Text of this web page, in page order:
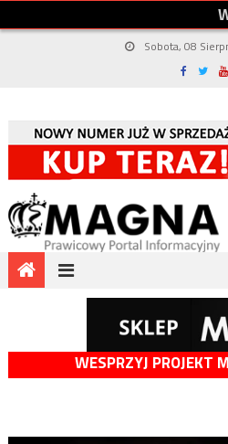
Sobota, 08
WESPRZYJ PROJEKT